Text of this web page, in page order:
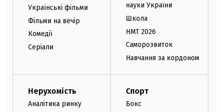
Українські фільми
Фільми на вечір
Комедії
Серіали
науки України
Школа
НМТ 2026
Саморозвиток
Навчання за кордоном
Нерухомість
Аналітика ринку
Спорт
Бокс